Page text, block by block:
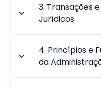
3. Transações
Jurídicos
4. Princípios e
da